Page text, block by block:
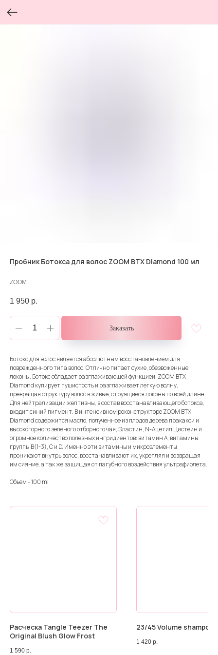
Пробник Ботокса для волос ZOOM BTX Diamond 100 мл
ZOOM
1 950 р.
Заказать
Ботокс для волос является абсолютным восстановлением для
поврежденного типа волос. Отлично питает сухие, обезвоженные
локоны. Ботокс обладает разглаживающей функцией. ZOOM BTX
Diamond купирует пушистость и разглаживает легкую волну,
превращая структуру волос в живые, струящиеся локоны по всей длине.
Для нейтрализации желтизны, в состав восстанавливающего ботокса,
входит синий пигмент. В интенсивном реконструкторе ZOOM BTX
Diamond содержится масло, полученное из плодов дерева пракакси и
высокогорного зеленого отборного чая, Эластин, N-Ацетил Цистеин и
огромное количество полезных ингридиентов: витамин А, витамины
группы В(1-3), С и D. Именно эти витамины и микроэлементы
проникают внутрь волос, восстанавливают их, укрепляя и возвращая
им сияние, а так же защищая от пагубного воздействия ультрафиолета.
Объем - 100 ml
Расческа Tangle Teezer The
Original Blush Glow Frost
1 590 р.
23/45 Volume shampoo
1 420 р.